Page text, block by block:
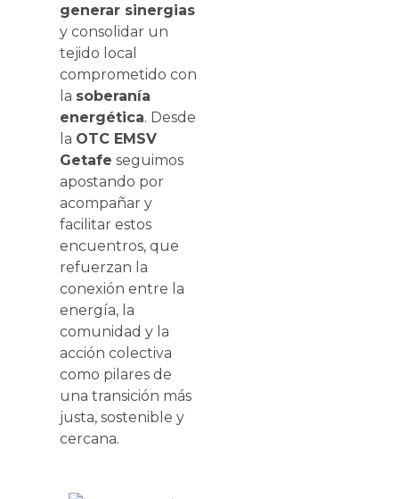
generar sinergias
y consolidar un
tejido local
comprometido con
la soberanía
energética. Desde
la OTC EMSV
Getafe seguimos
apostando por
acompañar y
facilitar estos
encuentros, que
refuerzan la
conexión entre la
energía, la
comunidad y la
acción colectiva
como pilares de
una transición más
justa, sostenible y
cercana.